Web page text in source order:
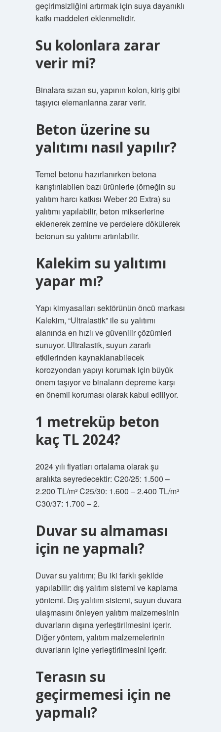
geçirimsizliğini artırmak için suya dayanıklı
katkı maddeleri eklenmelidir.
Su kolonlara zarar
verir mi?
Binalara sızan su, yapının kolon, kiriş gibi
taşıyıcı elemanlarına zarar verir.
Beton üzerine su
yalıtımı nasıl yapılır?
Temel betonu hazırlanırken betona
karıştırılabilen bazı ürünlerle (örneğin su
yalıtım harcı katkısı Weber 20 Extra) su
yalıtımı yapılabilir, beton mikserlerine
eklenerek zemine ve perdelere dökülerek
betonun su yalıtımı artırılabilir.
Kalekim su yalıtımı
yapar mı?
Yapı kimyasalları sektörünün öncü markası
Kalekim, “Ultralastik” ile su yalıtımı
alanında en hızlı ve güvenilir çözümleri
sunuyor. Ultralastik, suyun zararlı
etkilerinden kaynaklanabilecek
korozyondan yapıyı korumak için büyük
önem taşıyor ve binaların depreme karşı
en önemli koruması olarak kabul ediliyor.
1 metreküp beton
kaç TL 2024?
2024 yılı fiyatları ortalama olarak şu
aralıkta seyredecektir: C20/25: 1.500 –
2.200 TL/m³ C25/30: 1.600 – 2.400 TL/m³
C30/37: 1.700 – 2.
Duvar su almaması
için ne yapmalı?
Duvar su yalıtımı; Bu iki farklı şekilde
yapılabilir: dış yalıtım sistemi ve kaplama
yöntemi. Dış yalıtım sistemi, suyun duvara
ulaşmasını önleyen yalıtım malzemesinin
duvarların dışına yerleştirilmesini içerir.
Diğer yöntem, yalıtım malzemelerinin
duvarların içine yerleştirilmesini içerir.
Terasın su
geçirmemesi için ne
yapmalı?